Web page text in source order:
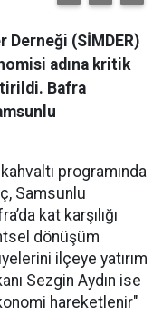
Derneği (SİMDER)
adına kritik
Bafra
programında
Samsunlu
kat karşılığı
dönüşüm
ilçeye yatırım
Sezgin Aydın ise
hareketlenir"